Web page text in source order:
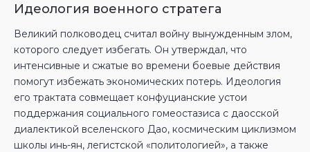
Идеология военного стратега
Великий полководец считал войну вынужденным злом,
которого следует избегать. Он утверждал, что
интенсивные и сжатые во времени боевые действия
помогут избежать экономических потерь. Идеология
его трактата совмещает конфуцианские устои
поддержания социального гомеостазиса с даосской
диалектикой вселенского Дао, космическим циклизмом
школы инь-ян, легистской «политологией», а также